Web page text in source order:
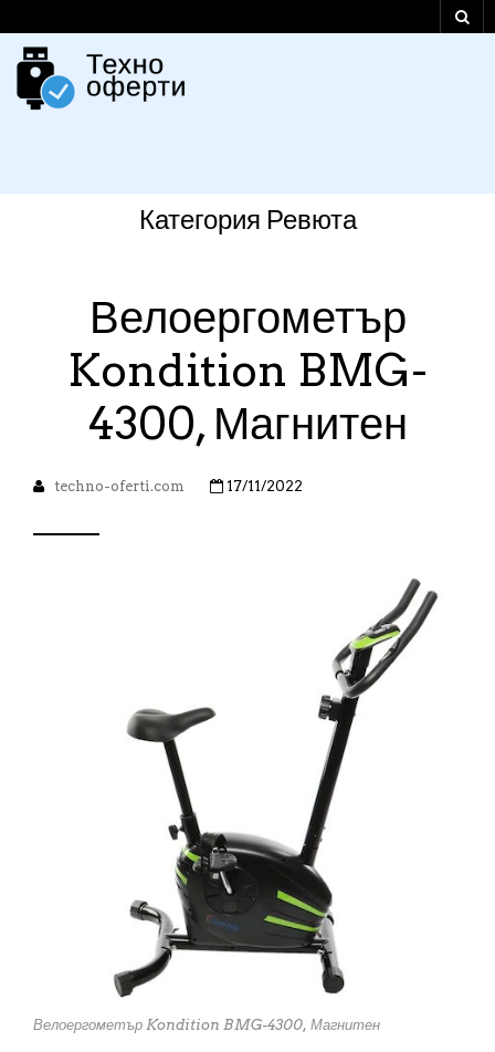
Категория Ревюта
Велоергометър
Kondition BMG-
4300, Магнитен
techno-oferti.com 17/11/2022
Велоергометър Kondition BMG-4300, Магнитен